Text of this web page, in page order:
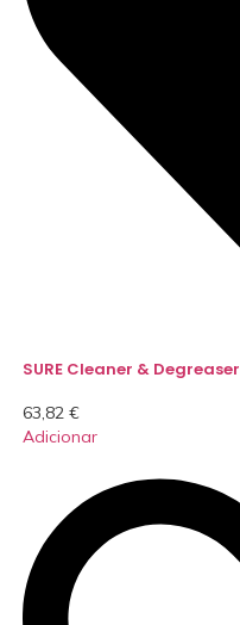
SURE Cleaner & Degreaser
63,82 €
Adicionar